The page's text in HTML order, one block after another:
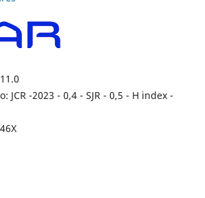
JCR -2023 - 0,4 - SJR - 0,5 - H index -